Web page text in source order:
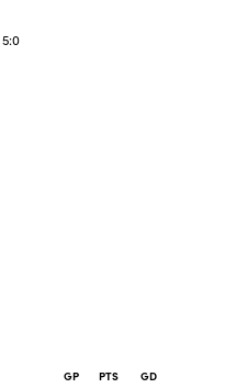
GP PTS
GD